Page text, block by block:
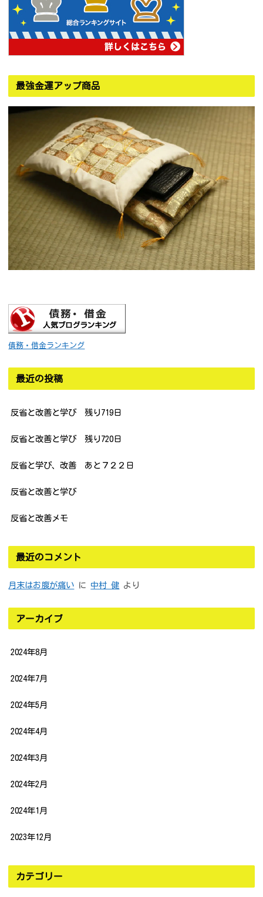
最強金運アップ商品
債務・借金ランキング
最近の投稿
反省と改善と学び 残り719日
反省と改善と学び 残り720日
反省と学び、改善 あと７２２日
反省と改善と学び
反省と改善メモ
最近のコメント
月末はお腹が痛い に 中村 健 より
アーカイブ
2024年8月
2024年7月
2024年5月
2024年4月
2024年3月
2024年2月
2024年1月
2023年12月
カテゴリー